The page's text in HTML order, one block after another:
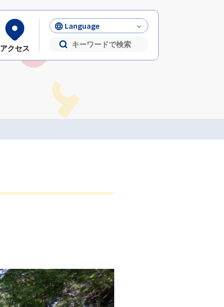
アクセス
Language